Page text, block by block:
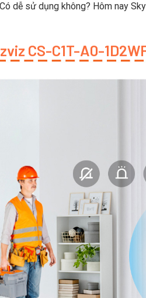
dễ sử dụng không? Hôm nay
CS-C1T-A0-